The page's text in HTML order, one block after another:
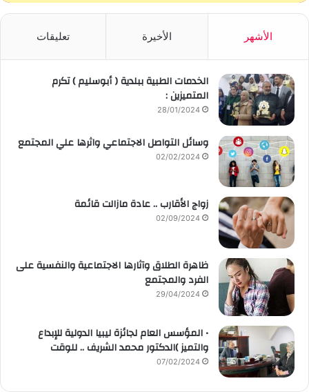
الأشهر الأخيرة تعليقات
الخدمات الطبية ببلدية ( أبوسليم ) تكرم
المتميزين :
28/01/2024
وسائل التواصل الاجتماعي واثرها علي المجتمع
02/02/2024
زواج الأقارب .. عادة مازالت قائمة
02/09/2024
ظاهرة الطلاق وآثارها الاجتماعية والنفسية على
الفرد والمجتمع
29/04/2024
• المؤسس العام لجائزة ليبيا الدولية للإبداع
والتميز )الدكتور محمد الشريف .. للوقت
07/02/2024